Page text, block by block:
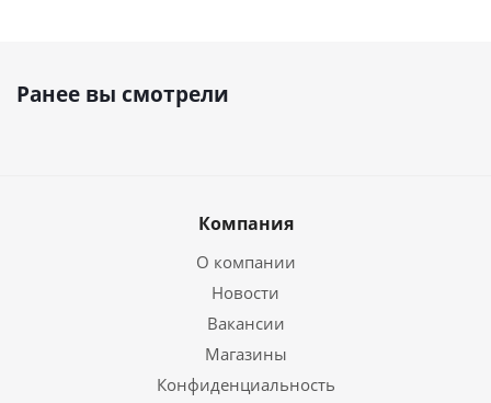
Ранее вы смотрели
Компания
О компании
Новости
Вакансии
Магазины
Конфиденциальность